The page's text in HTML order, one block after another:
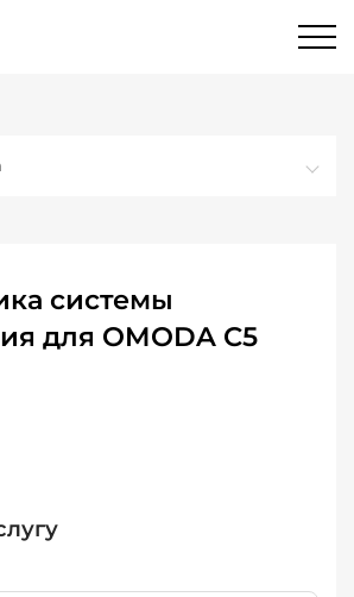
системы
для OMODA C5